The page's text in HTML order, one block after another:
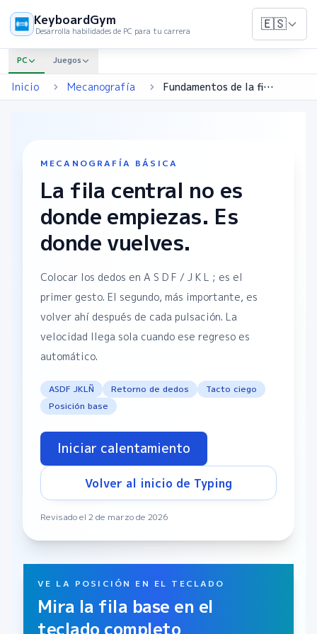
KeyboardGym
Desarrolla habilidades de PC para tu carrera 🇪🇸
PC Juegos
Inicio Mecanografía Fundamentos de la fila central
MECANOGRAFÍA BÁSICA
La fila central no es
donde empiezas. Es
donde vuelves.
Colocar los dedos en A S D F / J K L ; es el
primer gesto. El segundo, más importante, es
volver ahí después de cada pulsación. La
velocidad llega sola cuando ese regreso es
automático.
ASDF JKLÑ Retorno de dedos
Tacto ciego
Posición base
Iniciar calentamiento
Volver al inicio de Typing
Revisado el 2 de marzo de 2026
VE LA POSICIÓN EN EL TECLADO
Mira la fila base en el